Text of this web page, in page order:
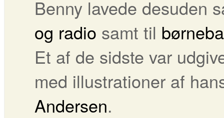
Benny lavede desuden
og radio samt til
Et af de sidste var
med illustrationer af
Andersen.